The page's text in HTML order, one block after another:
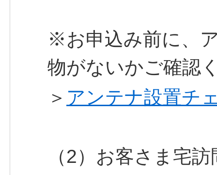
※お申込み前に、
物がないかご確認
＞ アンテナ設置チ
（2）お客さま宅訪